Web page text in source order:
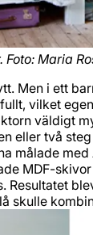
Maria
Men i ett
vilket
väldigt
eller två
målade
MDF-
Resultatet
skulle